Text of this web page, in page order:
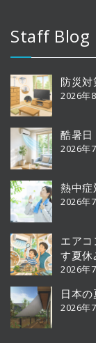
Staff Blog
防災対
2026年
酷暑日
2026年
熱中症
2026年
エア
す夏休
2026年
日本
2026年